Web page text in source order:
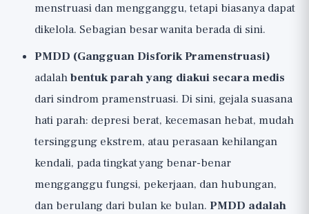
menstruasi dan mengganggu, tetapi biasanya dapat
dikelola. Sebagian besar wanita berada di sini.
PMDD (Gangguan Disforik Pramenstruasi)
adalahbentuk parah yang diakui secara medis
dari sindrom pramenstruasi. Di sini, gejala suasana
hati parah: depresi berat, kecemasan hebat, mudah
tersinggung ekstrem, atau perasaan kehilangan
kendali, pada tingkat yang benar-benar
mengganggu fungsi, pekerjaan, dan hubungan,
dan berulang dari bulan ke bulan. PMDD adalah